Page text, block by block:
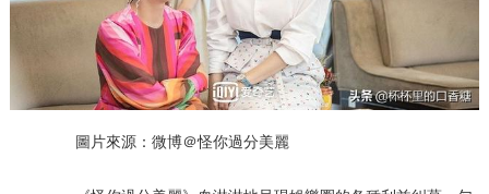
圖片來源：微博＠怪你過分美麗